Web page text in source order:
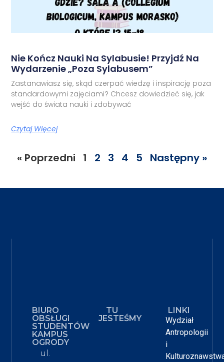
Nie Kończ Nauki Na Sylabusie! Przyjdź Na
Wydarzenie „Poza Sylabusem”
Zastanawiasz się, skąd czerpać wiedzę i inspirację poza
standardowymi zajęciami? Chcesz dowiedzieć się, jak
wejść do świata nauki i zdobywać
Czytaj Więcej
« Poprzedni 1 2 3 4 5 Następny »
BIURO
OBSŁUGI
STUDENTÓW
KAMPUS
OGRODY
ul.
TU
JESTEŚMY
LINKI
Wydział
Antropologii
i